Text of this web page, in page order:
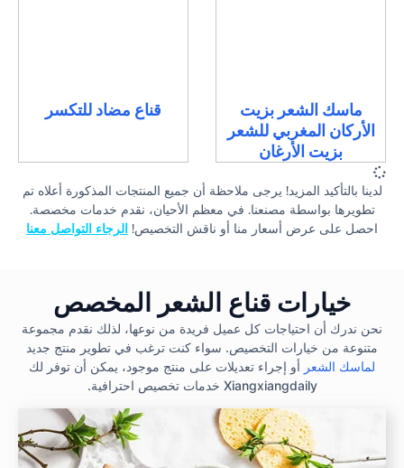
ماسك الشعر بزيت
الأركان المغربي للشعر
بزيت الأرغان
قناع مضاد للتكسر
لدينا بالتأكيد المزيد! يرجى ملاحظة أن جميع المنتجات المذكورة أعلاه تم
تطويرها بواسطة مصنعنا. في معظم الأحيان، نقدم خدمات مخصصة.
احصل على عرض أسعار منا أو ناقش التخصيص! الرجاء التواصل معنا
خيارات قناع الشعر المخصص
نحن ندرك أن احتياجات كل عميل فريدة من نوعها، لذلك نقدم مجموعة
متنوعة من خيارات التخصيص. سواء كنت ترغب في تطوير منتج جديد
لماسك الشعرأو إجراء تعديلات على منتج موجود، يمكن أن توفر لك
Xiangxiangdaily خدمات تخصيص احترافية.